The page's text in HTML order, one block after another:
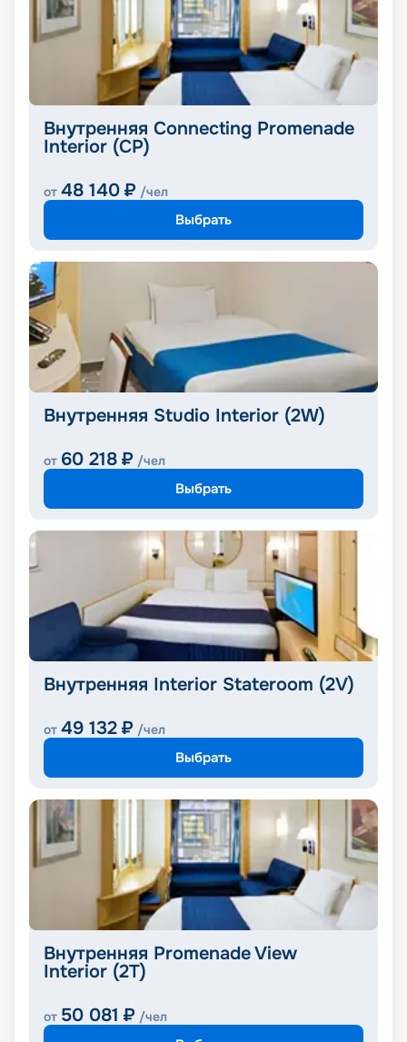
Внутренняя Connecting Promenade
Interior (CP)
от 48 140 ₽ /чел
Выбрать
Внутренняя Studio Interior (2W)
от 60 218 ₽ /чел
Выбрать
Внутренняя Interior Stateroom (2V)
от 49 132 ₽ /чел
Выбрать
Внутренняя Promenade View
Interior (2T)
от 50 081 ₽ /чел